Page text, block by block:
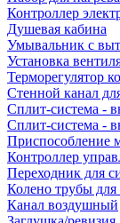
Контроллер
Душевая кабина
Умывальник с
Установка
Терморегулятор
Стенной канал
Сплит-система -
Сплит-система -
Приспособление
Контроллер
Переходник для
Колено трубы для
Канал воздушный